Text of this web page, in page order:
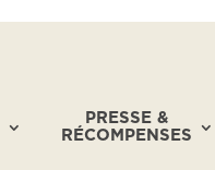
PRESSE &
RÉCOMPENSES